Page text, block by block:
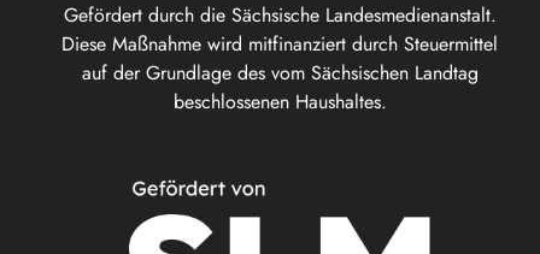
Gefördert durch die Sächsische Landesmedienanstalt.
Diese Maßnahme wird mitfinanziert durch Steuermittel
auf der Grundlage des vom Sächsischen Landtag
beschlossenen Haushaltes.